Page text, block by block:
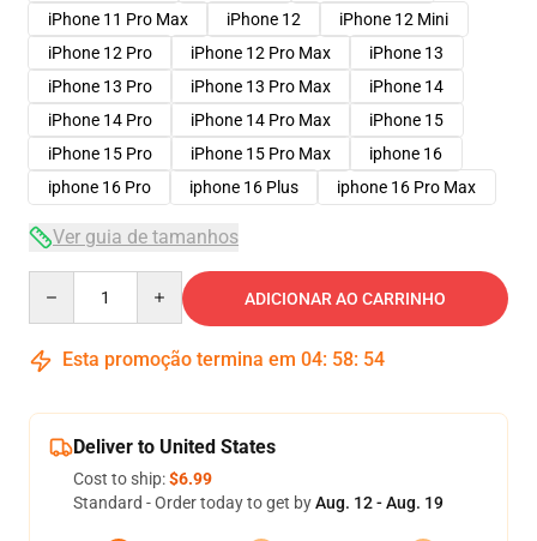
iPhone 11 Pro Max
iPhone 12
iPhone 12 Mini
iPhone 12 Pro
iPhone 12 Pro Max
iPhone 13
iPhone 13 Pro
iPhone 13 Pro Max
iPhone 14
iPhone 14 Pro
iPhone 14 Pro Max
iPhone 15
iPhone 15 Pro
iPhone 15 Pro Max
iphone 16
iphone 16 Pro
iphone 16 Plus iphone 16 Pro Max
Ver guia de tamanhos
ADICIONAR AO CARRINHO
Esta promoção termina em 04: 58: 54
Deliver to United States
Cost to ship:$6.99
Standard - Order today to get byAug. 12 - Aug. 19